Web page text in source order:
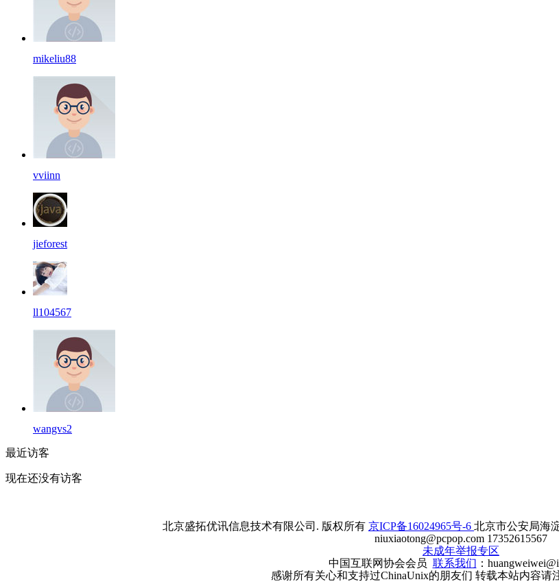
mikeliu88
vviinn
jieforest
ll104567
wangvs2
最近访客
现在还没有访客
北京盛拓优讯信息技术有限公司. 版权所有 京ICP备16024965号-6 北京市公安局海
niuxiaotong@pcpop.com 17352615567
未成年举报专区
中国互联网协会会员 联系我们 ：
感谢所有关心和支持过ChinaUnix的朋友们 转载本站内容请